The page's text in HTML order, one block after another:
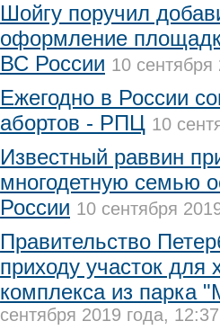
Шойгу поручил
оформление
ВС России 10
Ежегодно в России
абортов - РПЦ 10
Известный раввин
многодетную семью
России 10 сентября
Правительство
приходу участок для
комплекса из парка
сентября 2019 года, 12:37